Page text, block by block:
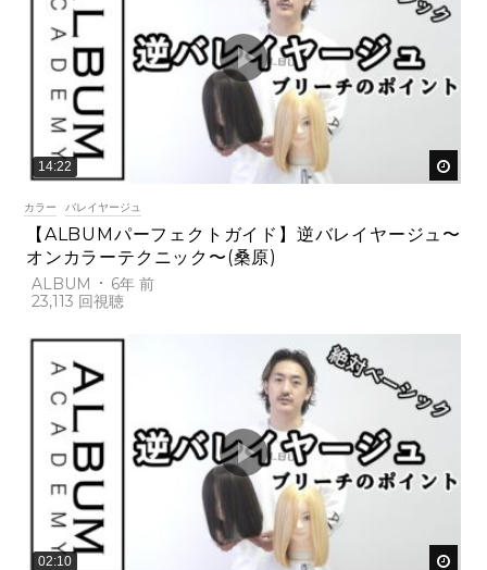
14:22
カラー バレイヤージュ
【ALBUMパーフェクトガイド】逆バレイヤージュ〜
オンカラーテクニック〜(桑原)
ALBUM
6年 前
23,113
02:10